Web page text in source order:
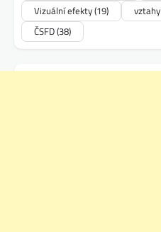
Vizuální efekty(19) vztahy
ČSFD(38)